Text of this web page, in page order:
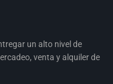
un alto nivel de
venta y alquiler de